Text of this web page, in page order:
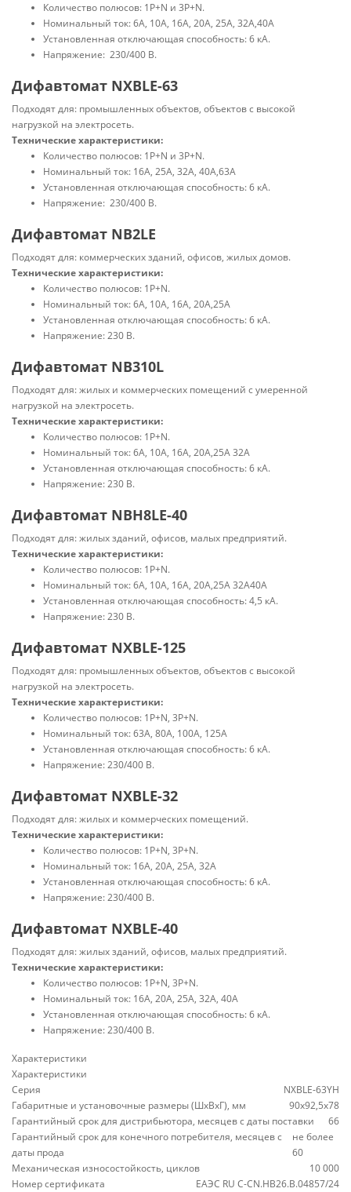
Количество полюсов: 1P+N и 3P+N.
Номинальный ток: 6А, 10А, 16А, 20А, 25А, 32А,40А
Установленная отключающая способность: 6 кА.
Напряжение: 230/400 В.
Дифавтомат NXBLE-63
Подходят для: промышленных объектов, объектов с высокой
нагрузкой на электросеть.
Технические характеристики:
Количество полюсов: 1P+N и 3P+N.
Номинальный ток: 16А, 25А, 32А, 40А,63А
Установленная отключающая способность: 6 кА.
Напряжение: 230/400 В.
Дифавтомат NB2LE
Подходят для: коммерческих зданий, офисов, жилых домов.
Технические характеристики:
Количество полюсов: 1P+N.
Номинальный ток: 6А, 10А, 16А, 20А,25А
Установленная отключающая способность: 6 кА.
Напряжение: 230 В.
Дифавтомат NB310L
Подходят для: жилых и коммерческих помещений с умеренной
нагрузкой на электросеть.
Технические характеристики:
Количество полюсов: 1P+N.
Номинальный ток: 6А, 10А, 16А, 20А,25А 32А
Установленная отключающая способность: 6 кА.
Напряжение: 230 В.
Дифавтомат NBH8LE-40
Подходят для: жилых зданий, офисов, малых предприятий.
Технические характеристики:
Количество полюсов: 1P+N.
Номинальный ток: 6А, 10А, 16А, 20А,25А 32А40А
Установленная отключающая способность: 4,5 кА.
Напряжение: 230 В.
Дифавтомат NXBLE-125
Подходят для: промышленных объектов, объектов с высокой
нагрузкой на электросеть.
Технические характеристики:
Количество полюсов: 1P+N, 3P+N.
Номинальный ток: 63А, 80А, 100А, 125А
Установленная отключающая способность: 6 кА.
Напряжение: 230/400 В.
Дифавтомат NXBLE-32
Подходят для: жилых и коммерческих помещений.
Технические характеристики:
Количество полюсов: 1P+N, 3P+N.
Номинальный ток: 16А, 20А, 25А, 32А
Установленная отключающая способность: 6 кА.
Напряжение: 230/400 В.
Дифавтомат NXBLE-40
Подходят для: жилых зданий, офисов, малых предприятий.
Технические характеристики:
Количество полюсов: 1P+N, 3P+N.
Номинальный ток: 16А, 20А, 25А, 32А, 40А
Установленная отключающая способность: 6 кА.
Напряжение: 230/400 В.
Характеристики
Характеристики
Серия
NXBLE-63YH
Габаритные и установочные размеры (ШхВхГ), мм
90х92,5х78
Гарантийный срок для дистрибьютора, месяцев с даты поставки
66
Гарантийный срок для конечного потребителя, месяцев с
даты прода
не более
60
Механическая износостойкость, циклов
10 000
Номер сертификата
ЕАЭС RU С-CN.НВ26.В.04857/24